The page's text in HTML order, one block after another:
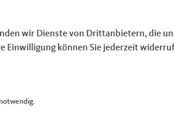
LINKS
wir Dienste von Drittanbietern, die
können Sie jederzeit